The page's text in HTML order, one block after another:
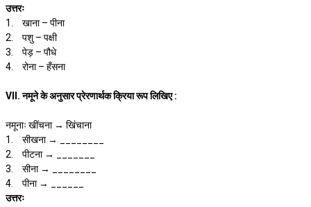
उत्तरः
1.
खाना – पीना
2.
पशु – पक्षी
3.
पेड़ – पौधे
4.
रोना – हँसना
VII. नमूने के अनुसार प्रेरणार्थक क्रिया रूप लिखिए :
नमूनाः खींचना → खिंचाना
1.
सीखना → ________
2.
पीटना → _______
3.
सीना → ________
4.
पीना → ______
उत्तरः